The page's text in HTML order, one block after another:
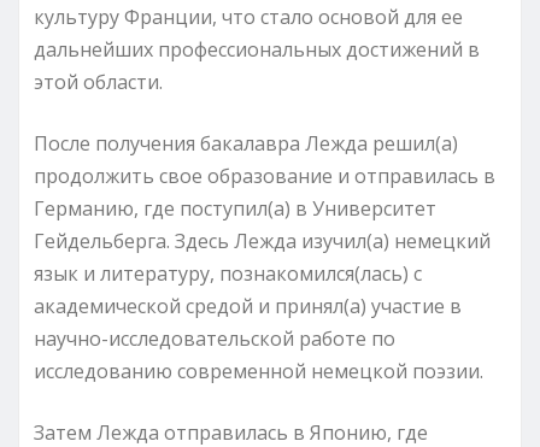
культуру Франции, что стало основой для ее
дальнейших профессиональных достижений в
этой области.
После получения бакалавра Лежда решил(а)
продолжить свое образование и отправилась в
Германию, где поступил(а) в Университет
Гейдельберга. Здесь Лежда изучил(а) немецкий
язык и литературу, познакомился(лась) с
академической средой и принял(а) участие в
научно-исследовательской работе по
исследованию современной немецкой поэзии.
Затем Лежда отправилась в Японию, где